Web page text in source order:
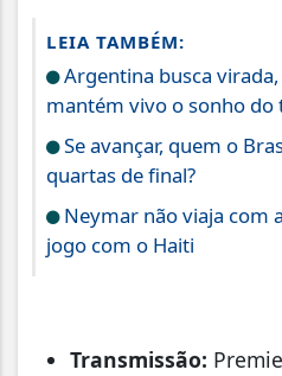
LEIA TAMBÉM:
Argentina busca virada,
mantém vivo o sonho do
Se avançar, quem o
quartas de final?
Neymar não viaja com
jogo com o Haiti
Transmissão: